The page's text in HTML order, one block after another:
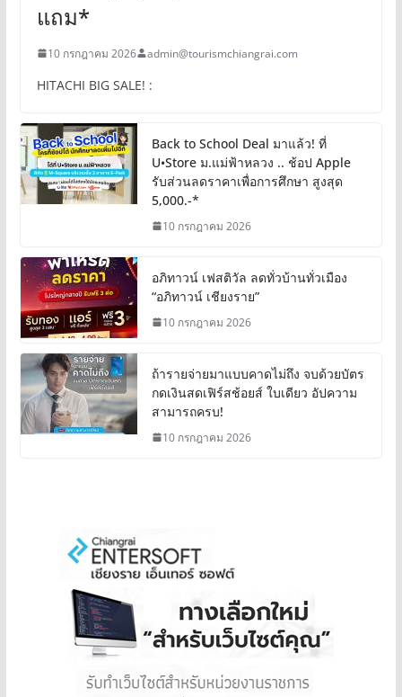
แถม*
10 กรกฎาคม 2026 admin@tourismchiangrai.com
HITACHI BIG SALE! :
Back to School Deal มาแล้ว! ที่
U•Store ม.แม่ฟ้าหลวง .. ช้อป Apple
รับส่วนลดราคาเพื่อการศึกษา สูงสุด
5,000.-*
10 กรกฎาคม 2026
อภิทาวน์ เฟสติวัล ลดทั่วบ้านทั่วเมือง
“อภิทาวน์ เชียงราย”
10 กรกฎาคม 2026
ถ้ารายจ่ายมาแบบคาดไม่ถึง จบด้วยบัตร
กดเงินสดเฟิร์สช้อยส์ ใบเดียว อัปความ
สามารถครบ!
10 กรกฎาคม 2026